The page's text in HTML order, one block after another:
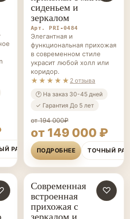
РАСЧЁТ
сиденьем и
зеркалом
Арт. PRI-0484
Элегантная и
функциональная прихожая
в современном стиле
украсит любой холл или
коридор.
★★★★★ 2 отзыва
🕐 На заказ 30-45 дней
✓ Гарантия До 5 лет
от 194 000₽
от 149 000 ₽
ПОДРОБНЕЕ ТОЧНЫЙ
ПРИХОЖИЕ НА ЗАКАЗ
♡
Современная
встроенная
прихожая с
зеркалом и